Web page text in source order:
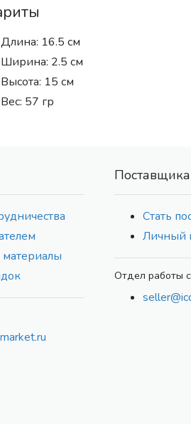
Длина: 16.5 см
Ширина: 2.5 см
Высота: 15 см
Вес: 57 гр
Стать
Личный
Отдел работы